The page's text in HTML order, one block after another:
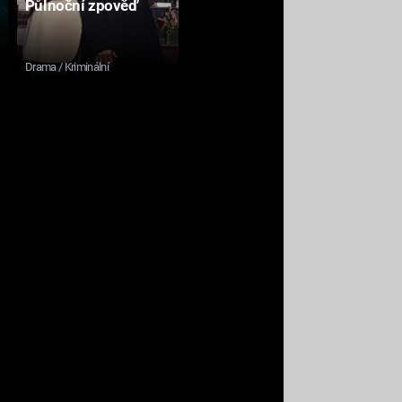
Půlnoční zpověď
Drama / Kriminální